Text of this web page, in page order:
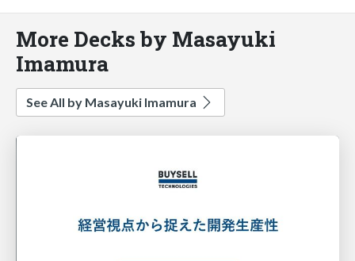
More Decks by Masayuki
Imamura
See All by Masayuki Imamura